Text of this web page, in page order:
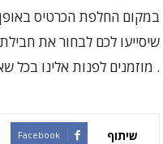
במקום החלפת הכרטיס באופן
. מוזמנים לפנות אלינו בכל
שיתוף Facebook